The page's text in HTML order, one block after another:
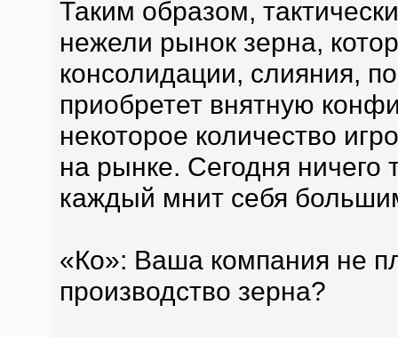
Таким образом,
нежели рынок зерна,
консолидации, слияния,
приобретет внятную
некоторое количество
на рынке. Сегодня ничего
каждый мнит себя
«Ко»: Ваша компания не
производство зерна?